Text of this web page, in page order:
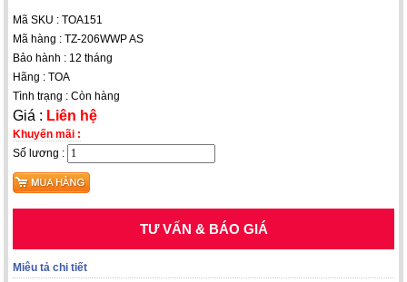
Mã SKU : TOA151
Mã hàng : TZ-206WWP AS
Bảo hành : 12 tháng
Hãng : TOA
Tình trạng : Còn hàng
Giá : Liên hệ
Khuyến mãi :
Số lương :
TƯ VẤN & BÁO GIÁ
Miêu tả chi tiết